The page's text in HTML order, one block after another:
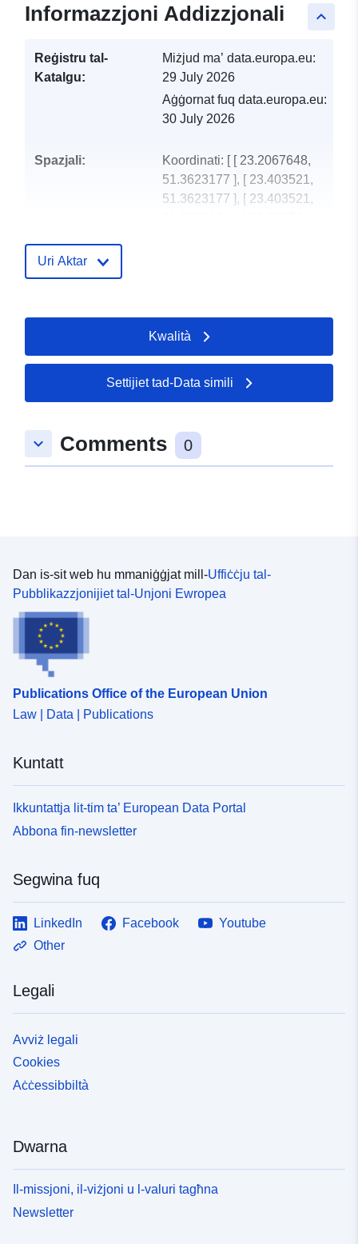
keyboard_arrow_up
Informazzjoni Addizzjonali
Reġistru tal-
Katalgu:
Miżjud ma’ data.europa.eu:
29 July 2026
Aġġornat fuq data.europa.eu:
30 July 2026
Spazjali: Koordinati: [ [ 23.2067648,
51.3623177 ], [ 23.403521,
51.3623177 ], [ 23.403521,
Identifikaturi: PL.ZIPIN.474/060312_2.EMUiA
uriRef:
http://data.europa.eu/88u/dataset/
4415170c-5d6c7714-dddde9f2-
Perjodiċità tad-
Dovuti:
continuous
Uri Aktar
Kwalità
Settijiet tad-Data simili
keyboard_arrow_down Comments 0
Dan is-sit web hu mmaniġġjat mill-Uffiċċju tal-
Pubblikazzjonijiet tal-Unjoni Ewropea
Publications Office of the European Union
Law | Data | Publications
Kuntatt
Ikkuntattja lit-tim ta’ European Data Portal
Abbona fin-newsletter
Segwina fuq
LinkedIn Facebook
Youtube
Other
Legali
Avviż legali
Cookies
Aċċessibbiltà
Dwarna
Il-missjoni, il-viżjoni u l-valuri tagħna
Newsletter